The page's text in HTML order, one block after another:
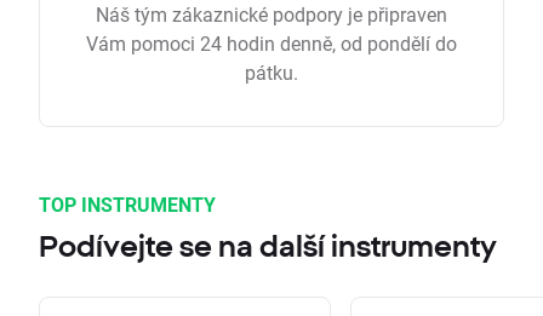
Náš tým zákaznické podpory je připraven
Vám pomoci 24 hodin denně, od pondělí do
pátku.
TOP INSTRUMENTY
Podívejte se na další instrumenty